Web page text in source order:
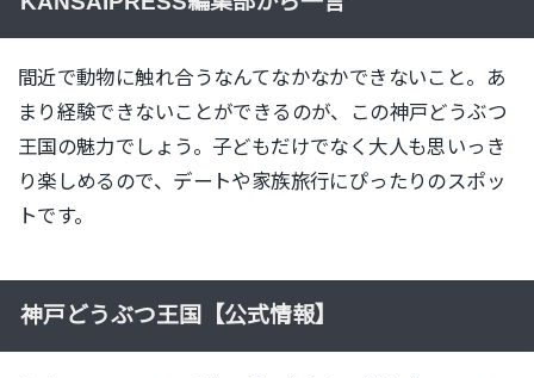
間近で動物に触れ合うなんてなかなかできないこと。あ
まり経験できないことができるのが、この神戸どうぶつ
王国の魅力でしょう。子どもだけでなく大人も思いっき
り楽しめるので、デートや家族旅行にぴったりのスポッ
トです。
神戸どうぶつ王国【公式情報】